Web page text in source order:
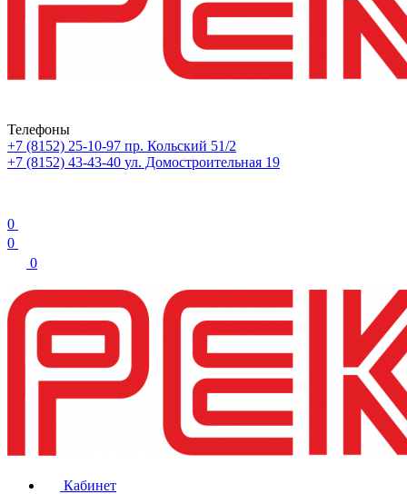
Телефоны
+7 (8152) 25-10-97 пр. Кольский 51/2
+7 (8152) 43-43-40 ул. Домостроительная 19
0
0
0
Кабинет